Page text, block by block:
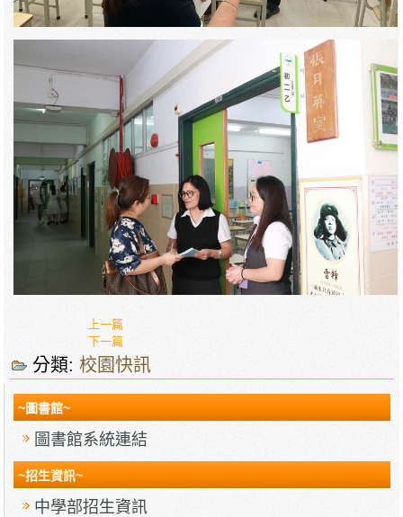
上一篇
下一篇
分類:校園快訊
~圖書館~
圖書館系統連結
~招生資訊~
中學部招生資訊